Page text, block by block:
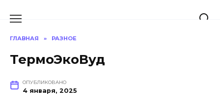
ГЛАВНАЯ » РАЗНОЕ
ТермоЭкоВуд
ОПУБЛИКОВАНО
4 января, 2025